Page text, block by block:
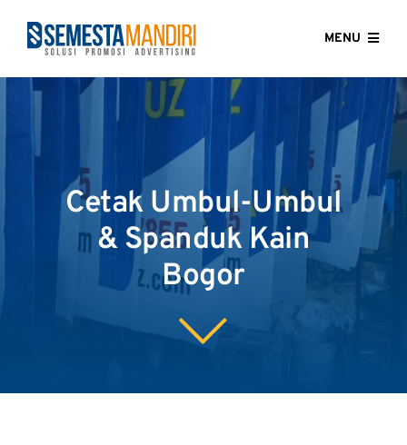
content
MENU
HOME
OUR SERVICES
Cetak Umbul-Umbul
& Spanduk Kain
Bogor